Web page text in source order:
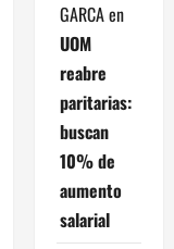
GARCAen
UOM
reabre
paritarias:
buscan
10% de
aumento
salarial